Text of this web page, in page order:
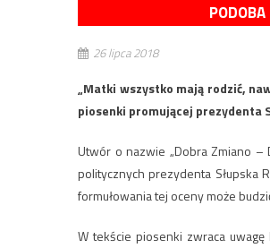
26 lipca 2018
„Matki wszystko mają rodzić,
piosenki promującej prezydenta
Utwór o nazwie „Dobra Zmiano –
politycznych prezydenta Słupska
formułowania tej oceny może
W tekście piosenki zwraca